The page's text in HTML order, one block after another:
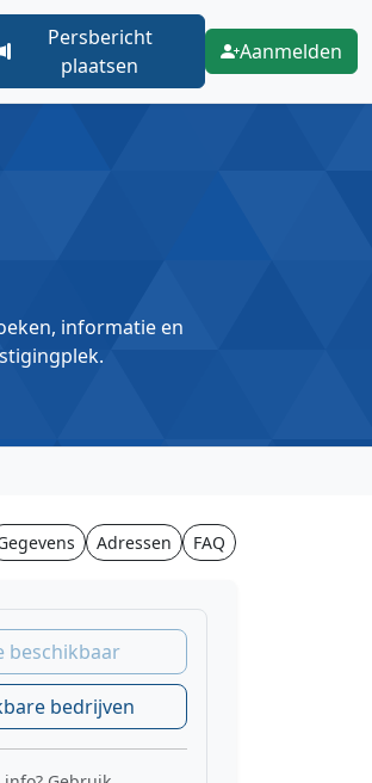
Persbericht
plaatsen
Aanmelden
informatie en
Adressen FAQ
beschikbaar
bedrijven